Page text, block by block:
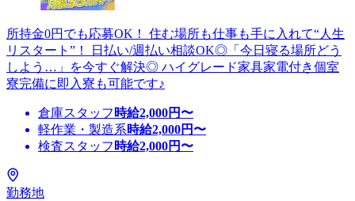
所持金0円でも応募OK！ 住む場所も仕事も手に入れて“人生
リスタート”！ 日払い/週払い相談OK◎「今日寝る場所どう
しよう…」を今すぐ解決◎ ハイグレード家具家電付き個室
寮完備に即入寮も可能です♪
倉庫スタッフ 時給2,000円〜
軽作業・製造系時給2,000円〜
検査スタッフ 時給2,000円〜
勤務地